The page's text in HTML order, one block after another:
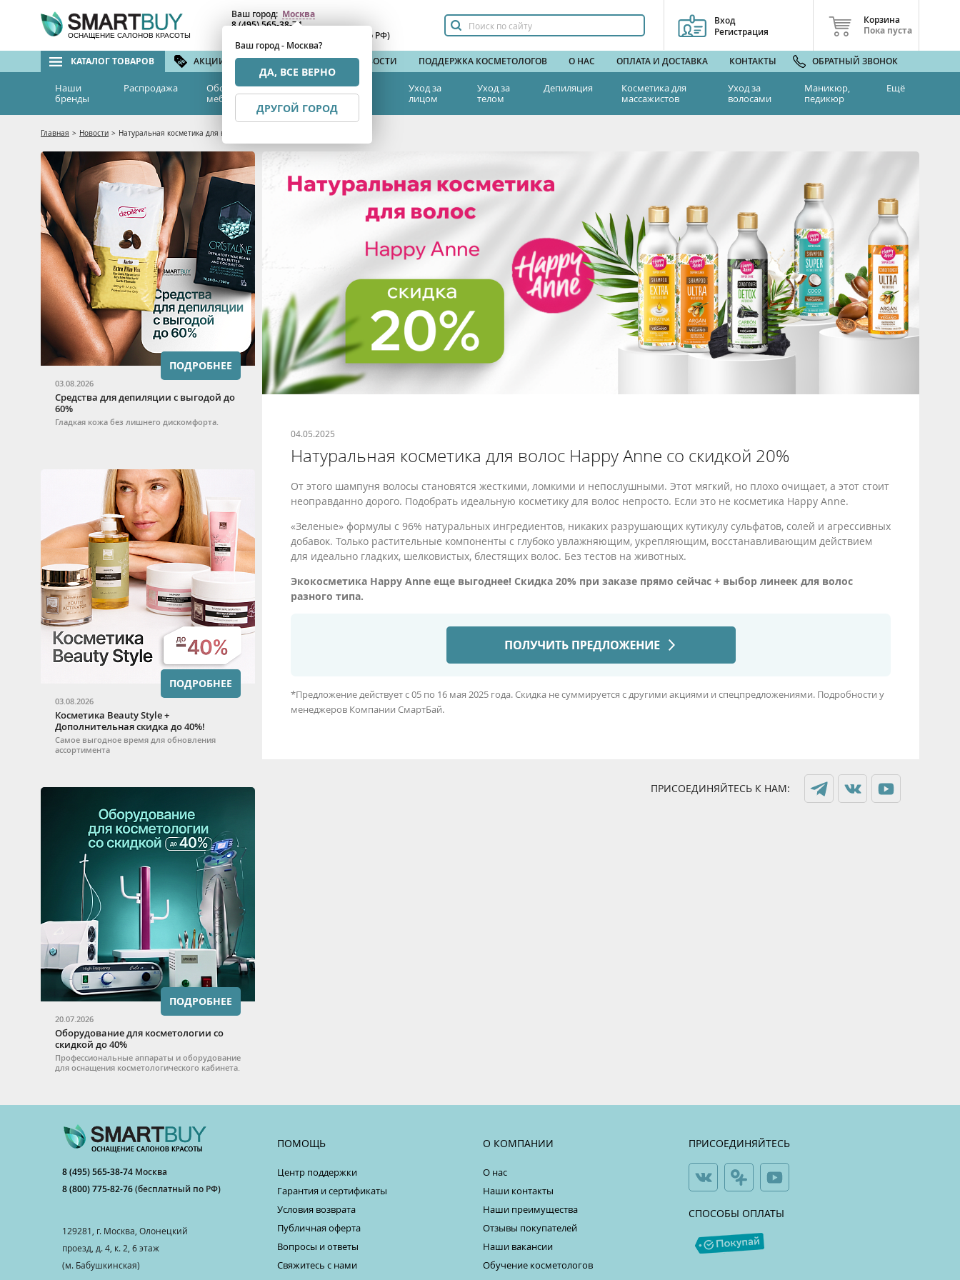
ОСНАЩЕНИЕ САЛОНОВ КРАСОТЫ
Ваш город: Москва
Ваш город - Москва?
ДА, ВСЕ ВЕРНО
ДРУГОЙ ГОРОД
8 (495) 565-38-74
(бесплатный по РФ)
Вход
Регистрация
Корзина
Пока пуста
КАТАЛОГ ТОВАРОВ АКЦИИ И СКИДКИ БРЕНДЫ НОВОСТИ ПОДДЕРЖКА КОСМЕТОЛОГОВ О НАС ОПЛАТА И ДОСТАВКА КОНТАКТЫ ОБРАТНЫЙ ЗВОНОК
Наши
бренды
Распродажа
Оборудование и
мебель
Эстетическая
медицина
Уход за
лицом
Уход за
телом
Депиляция
Косметика для
массажистов
Уход за
волосами
Маникюр,
педикюр
Ещё
Главная > Новости > Натуральная косметика для волос Happy Anne со скидкой 20%
03.08.2026
Средства для депиляции с выгодой до
60%
Гладкая кожа без лишнего дискомфорта.
ПОДРОБНЕЕ
03.08.2026
Косметика Beauty Style +
Дополнительная скидка до 40%!
Самое выгодное время для обновления
ассортимента
ПОДРОБНЕЕ
20.07.2026
Оборудование для косметологии со
скидкой до 40%
Профессиональные аппараты и оборудование
для оснащения косметологического кабинета.
ПОДРОБНЕЕ
04.05.2025
Натуральная косметика для волос Happy Anne со скидкой 20%
От этого шампуня волосы становятся жесткими, ломкими и непослушными. Этот мягкий, но плохо очищает, а этот стоит
неоправданно дорого. Подобрать идеальную косметику для волос непросто. Если это не косметика Happy Anne.
«Зеленые» формулы с 96% натуральных ингредиентов, никаких разрушающих кутикулу сульфатов, солей и агрессивных
добавок. Только растительные компоненты с глубоко увлажняющим, укрепляющим, восстанавливающим действием
для идеально гладких, шелковистых, блестящих волос. Без тестов на животных.
Экокосметика Happy Anne еще выгоднее! Скидка 20% при заказе прямо сейчас + выбор линеек для волос
разного типа.
*Предложение действует с 05 по 16 мая 2025 года. Скидка не суммируется с другими акциями и спецпредложениями. Подробности у
менеджеров Компании СмартБай.
ПРИСОЕДИНЯЙТЕСЬ К НАМ:
8 (495) 565-38-74 Москва
8 (800) 775-82-76(бесплатный по РФ)
129281, г. Москва, Олонецкий
проезд, д. 4, к. 2, 6 этаж
(м. Бабушкинская)
ПОМОЩЬ
Центр поддержки
Гарантия и сертификаты
Условия возврата
Публичная оферта
Вопросы и ответы
Свяжитесь с нами
О КОМПАНИИ
О нас
Наши контакты
Наши преимущества
Отзывы покупателей
Наши вакансии
Обучение косметологов
ПРИСОЕДИНЯЙТЕСЬ
СПОСОБЫ ОПЛАТЫ